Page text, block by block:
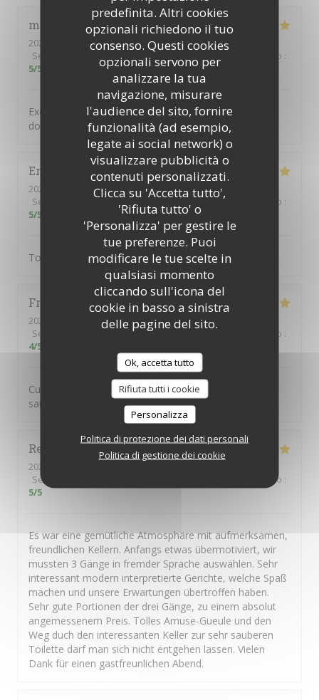
predefinita. Altri cookies
opzionali richiedono il tuo
consenso. Questi cookies
opzionali servono per
analizzare la tua
navigazione, misurare
l'audience del sito, fornire
funzionalità (ad esempio,
legate ai social network) o
visualizzare pubblicità o
contenuti personalizzati.
Clicca su 'Accetta tutto',
'Rifiuta tutto' o
'Personalizza' per gestire le
tue preferenze. Puoi
modificare le tue scelte in
qualsiasi momento
cliccando sull'icona del
cookie in basso a sinistra
delle pagine del sito.
Ok, accetta tutto
Rifiuta tutti i cookie
Personalizza
Politica di protezione dei dati personali
Politica di gestione dei cookie
michel
2026-07-01
- 12:00 - Ospiti 2
Servizio
Atmosfera 5/5 Qualità / Prezzo :
5/5
Excellente cuisine savoureuse dans un cadre typique
donnant sur une jolie place paisible
Emile
2026-06-15
- 21:00 - Ospiti 3
Servizio
Atmosfera: /5 Cucina 5/5 Qualità / Prezzo :
5/5
Tout
Frédéric
2026-06-11
- 20:00 - Ospiti 2
Servizio
Atmosfera 5/5 Qualità / Prezzo :
4/5
Cuisine excellente et généreuse. Service impeccable et
sans chichi
René
2026-05-14
Servizio
Qualità / Prezzo :
5/5
Es war eine gemütliche Atmosphäre mit aufmerksamen,
freundlichen Kellern. Anfangs etwas übermotiviert, wir
mussten 3 Gänge in fremder Sprache auswählen. Sehr
interessant modern interpretierte Gerichte, welche Spaß
machen und unsere Erwartungen übertroffen haben.
Sehr gute Portionen der drei Gänge, zu einem absolut
angemessenem Preis. Tolles Amuse-Gueule und den
Weg duch den interessanten Keller zur sehr sauberen
Toilette darf man sich nicht entgehen lassen. Vielen
Dank für einen gastfreunlichen Abend.